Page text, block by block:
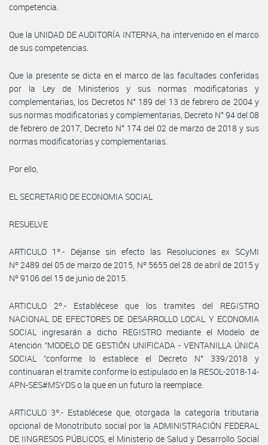
competencia.
Que la UNIDAD DE AUDITORÍA INTERNA, ha intervenido en el marco
de sus competencias.
Que la presente se dicta en el marco de las facultades conferidas
por la Ley de Ministerios y sus normas modificatorias y
complementarias, los Decretos N° 189 del 13 de febrero de 2004 y
sus normas modificatorias y complementarias, Decreto N° 94 del 08
de febrero de 2017, Decreto N° 174 del 02 de marzo de 2018 y sus
normas modificatorias y complementarias.
Por ello,
EL SECRETARIO DE ECONOMIA SOCIAL
RESUELVE
ARTICULO 1º.- Déjanse sin efecto las Resoluciones ex SCyMI
Nº 2489 del 05 de marzo de 2015, Nº 5655 del 28 de abril de 2015 y
Nº 9106 del 15 de junio de 2015.
ARTICULO 2º.- Establécese que los tramites del REGISTRO
NACIONAL DE EFECTORES DE DESARROLLO LOCAL Y ECONOMIA
SOCIAL ingresarán a dicho REGISTRO mediante el Modelo de
Atención “MODELO DE GESTIÓN UNIFICADA - VENTANILLA ÚNICA
SOCIAL “conforme lo establece el Decreto N° 339/2018 y
continuaran el tramite conforme lo estipulado en la RESOL-2018-14-
APN-SES#MSYDS o la que en un futuro la reemplace.
ARTICULO 3º.- Establécese que, otorgada la categoría tributaria
opcional de Monotributo social por la ADMINISTRACIÓN FEDERAL
DE IINGRESOS PÚBLICOS, el Ministerio de Salud y Desarrollo Social